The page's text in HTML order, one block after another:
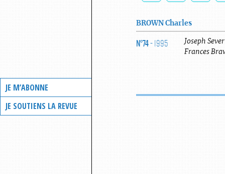
JE M’ABONNE
JE SOUTIENS LA REVUE
BROWN Charles
N°74- 1995 Joseph
Frances